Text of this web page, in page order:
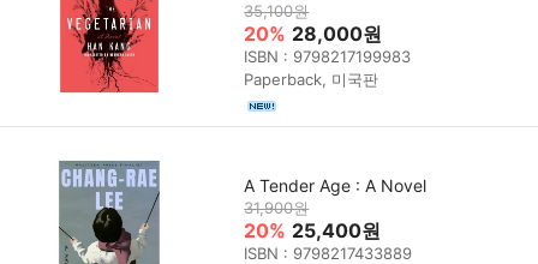
35,100원
20% 28,000원
ISBN : 9798217199983
Paperback, 미국판
A Tender Age : A Novel
31,900원
20% 25,400원
ISBN : 9798217433889